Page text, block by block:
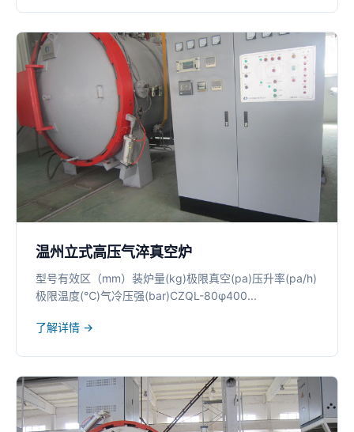
温州立式高压气淬真空炉
型号有效区（mm）装炉量(kg)极限真空(pa)压升率(pa/h)
极限温度(℃)气冷压强(bar)CZQL-80φ400...
了解详情 →